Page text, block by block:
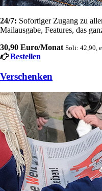
24/7: Sofortiger Zugang zu
Mailausgabe, Features, das
30,90 Euro/Monat Soli: 42,90,
Bestellen
Verschenken